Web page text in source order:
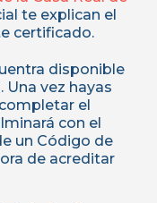
te explican el
certificado.
disponible
vez hayas
el
con el
un Código de
de acreditar